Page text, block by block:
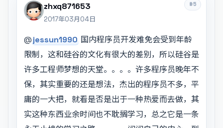
#5
zhxq871653
2017年03月04日
@jessun1990 国内程序员开发难免会受到年龄
限制，这和硅谷的文化有很大的差别，所以硅谷是
许多工程师梦想的天堂。。。。许多程序员晚年不
保，其实重要的还是想法，杰出的程序员不多，平
庸的一大把，就看是否是出于一种热爱而去做，其
实这种东西业余时间也不耽搁学习，总之它是一条